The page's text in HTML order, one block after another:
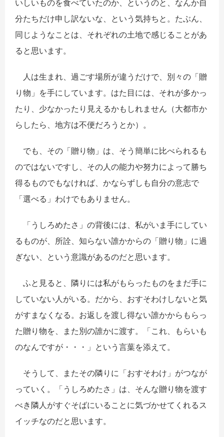
いしいものを食べていたのか、というのと、なんか自
分たちだけ申し訳ないな、という気持ちと。たぶん、
同じようなことは、それぞれの土地で感じることがあ
ると思います。
人は生まれ、過ごす場所が違うだけで、別々の「贈
り物」を手にしています。はた目には、それが多かっ
たり、少なかったり見えるかもしれません（大都市か
らしたら、地方は不便だろうとか）。
でも、その「贈り物」は、そう簡単に比べられるも
のではないですし、その人の能力や努力によって勝ち
得るものでもなければ、かならずしも自分の意志で
「選べる」わけでもありません。
「うしろめたさ」の背後には、私がいま手にしてい
るものが、所詮、知らない誰かからの「贈り物」に過
ぎない、という意識があるのだと思います。
ふと見ると、隣りには私がもらったものをまだ手に
していない人がいる。だから、おすそわけしないと気
がすまなくなる。お返しを渡し得ない誰かからもらっ
た贈り物を、また別の誰かに渡す。「これ、もらいも
のなんですが・・・」という言葉を添えて。
そうして、またその隣りに「おすそわけ」がつなが
っていく。「うしろめたさ」は、そんな贈り物を渡す
べき隣人がすぐそばにいることに気づかせてくれるス
イッチなのだと思います。